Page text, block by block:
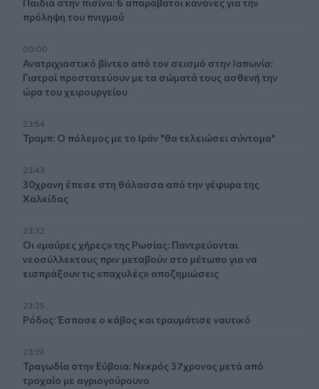
Παιδιά στην πισίνα: 6 απαράβατοι κανόνες για την
πρόληψη του πνιγμού
00:00
Ανατριχιαστικό βίντεο από τον σεισμό στην Ιαπωνία:
Γιατροί προστατεύουν με τα σώματά τους ασθενή την
ώρα του χειρουργείου
23:54
Τραμπ: Ο πόλεμος με το Ιράν "θα τελειώσει σύντομα"
23:43
30χρονη έπεσε στη θάλασσα από την γέφυρα της
Χαλκίδας
23:32
Οι «μαύρες χήρες» της Ρωσίας: Παντρεύονται
νεοσύλλεκτους πριν μεταβούν στο μέτωπο για να
εισπράξουν τις «παχυλές» αποζημιώσεις
23:25
Ρόδος: Έσπασε ο κάβος και τραυμάτισε ναυτικό
23:19
Τραγωδία στην Εύβοια: Νεκρός 37χρονος μετά από
τροχαίο με αγριογούρουνο